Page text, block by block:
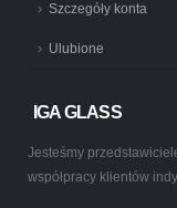
Szczegóły konta
Ulubione
IGA GLASS
Jesteśmy
współpracy klientów